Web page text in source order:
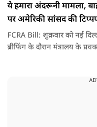
ये हमारा अंदरूनी मामला,
पर अमेरिकी सांसद की
FCRA Bill: शुक्रवार को नई
ब्रीफिंग के दौरान मंत्रालय के